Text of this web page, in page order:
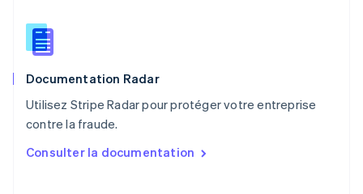
Documentation Radar
Utilisez Stripe Radar pour protéger votre entreprise
contre la fraude.
Consulter la documentation
English
Roumanie
Royaume-Uni
Singapour
English简体中文
English